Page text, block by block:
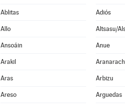
Ablitas Adiós
Allo Altsasu/
Ansoáin Anue
Arakil
Aras Arbizu
Areso Arguedas